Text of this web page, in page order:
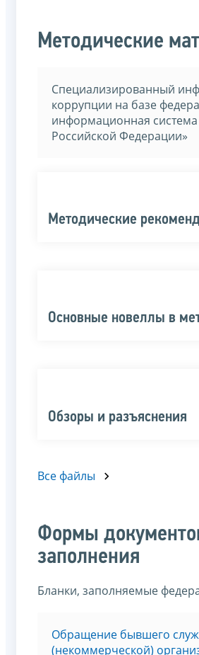
Методические
Специализированный
коррупции на базе
информационная
Российской Федерации»
Методические
Основные новеллы в
Обзоры и разъяснения
Все файлы
Формы
заполнения
Бланки, заполняемые
Обращение бывшего
(некоммерческой)